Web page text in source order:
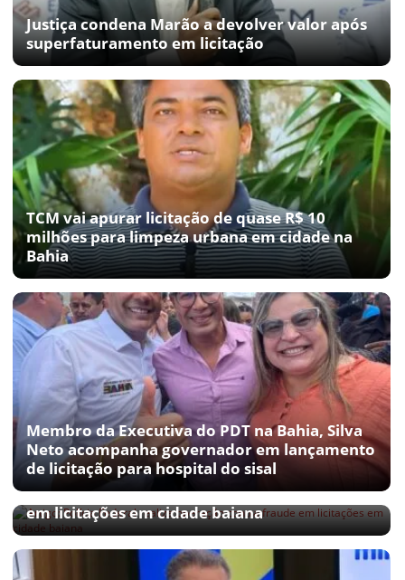
Justiça condena Marão a devolver valor após
superfaturamento em licitação
TCM vai apurar licitação de quase R$ 10
milhões para limpeza urbana em cidade na
Bahia
Membro da Executiva do PDT na Bahia, Silva
Neto acompanha governador em lançamento
de licitação para hospital do sisal
Polícia Federal realiza operação contra fraude
em licitações em cidade baiana